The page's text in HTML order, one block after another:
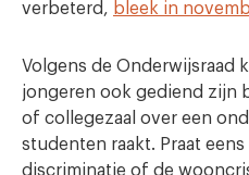
verbeterd, bleek in
Volgens de Onderwijsraad
jongeren ook gediend zijn
of collegezaal over een
studenten raakt. Praat
discriminatie of de